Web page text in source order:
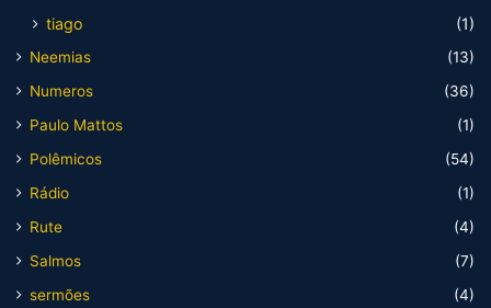
tiago
(1)
Neemias
(13)
Numeros
(36)
Paulo Mattos
(1)
Polêmicos
(54)
Rádio
(1)
Rute
(4)
Salmos
(7)
sermões
(4)